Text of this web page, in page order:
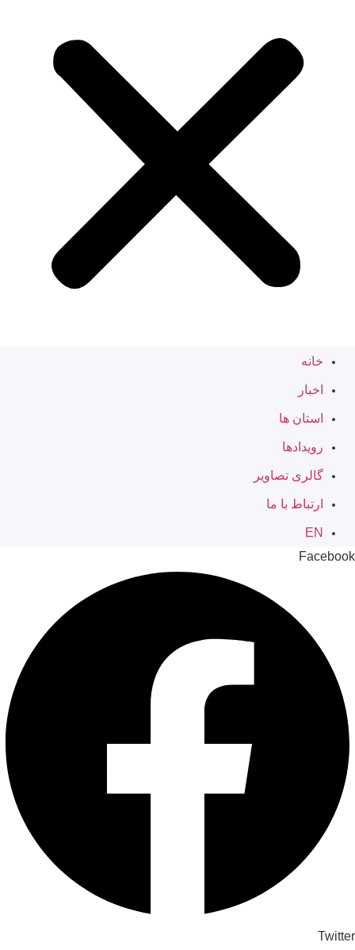
خانه
اخبار
استان ها
رویدادها
گالری تصاویر
ارتباط با ما
EN
Facebook
Twitter